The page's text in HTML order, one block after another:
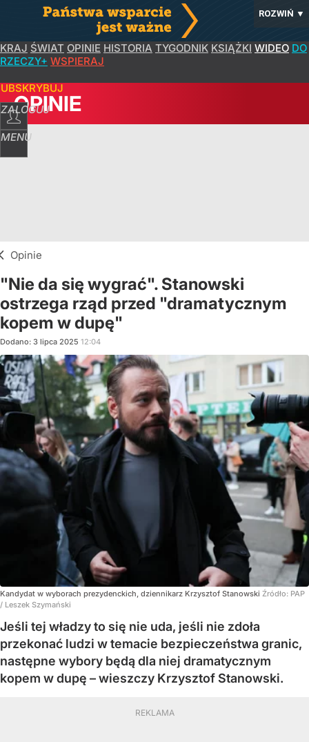
ROZWIŃ ▼
KRAJ ŚWIAT OPINIE HISTORIA TYGODNIK KSIĄŻKI WIDEO DO
RZECZY+ WSPIERAJ
ZALOGUJ
MENU
OPINIE
Opinie
"Nie da się wygrać". Stanowski
ostrzega rząd przed "dramatycznym
kopem w dupę"
Dodano: 3 lipca 2025 12:04
Kandydat w wyborach prezydenckich, dziennikarz Krzysztof Stanowski Źródło: PAP
/ Leszek Szymański
Jeśli tej władzy to się nie uda, jeśli nie zdoła
przekonać ludzi w temacie bezpieczeństwa granic,
następne wybory będą dla niej dramatycznym
kopem w dupę – wieszczy Krzysztof Stanowski.